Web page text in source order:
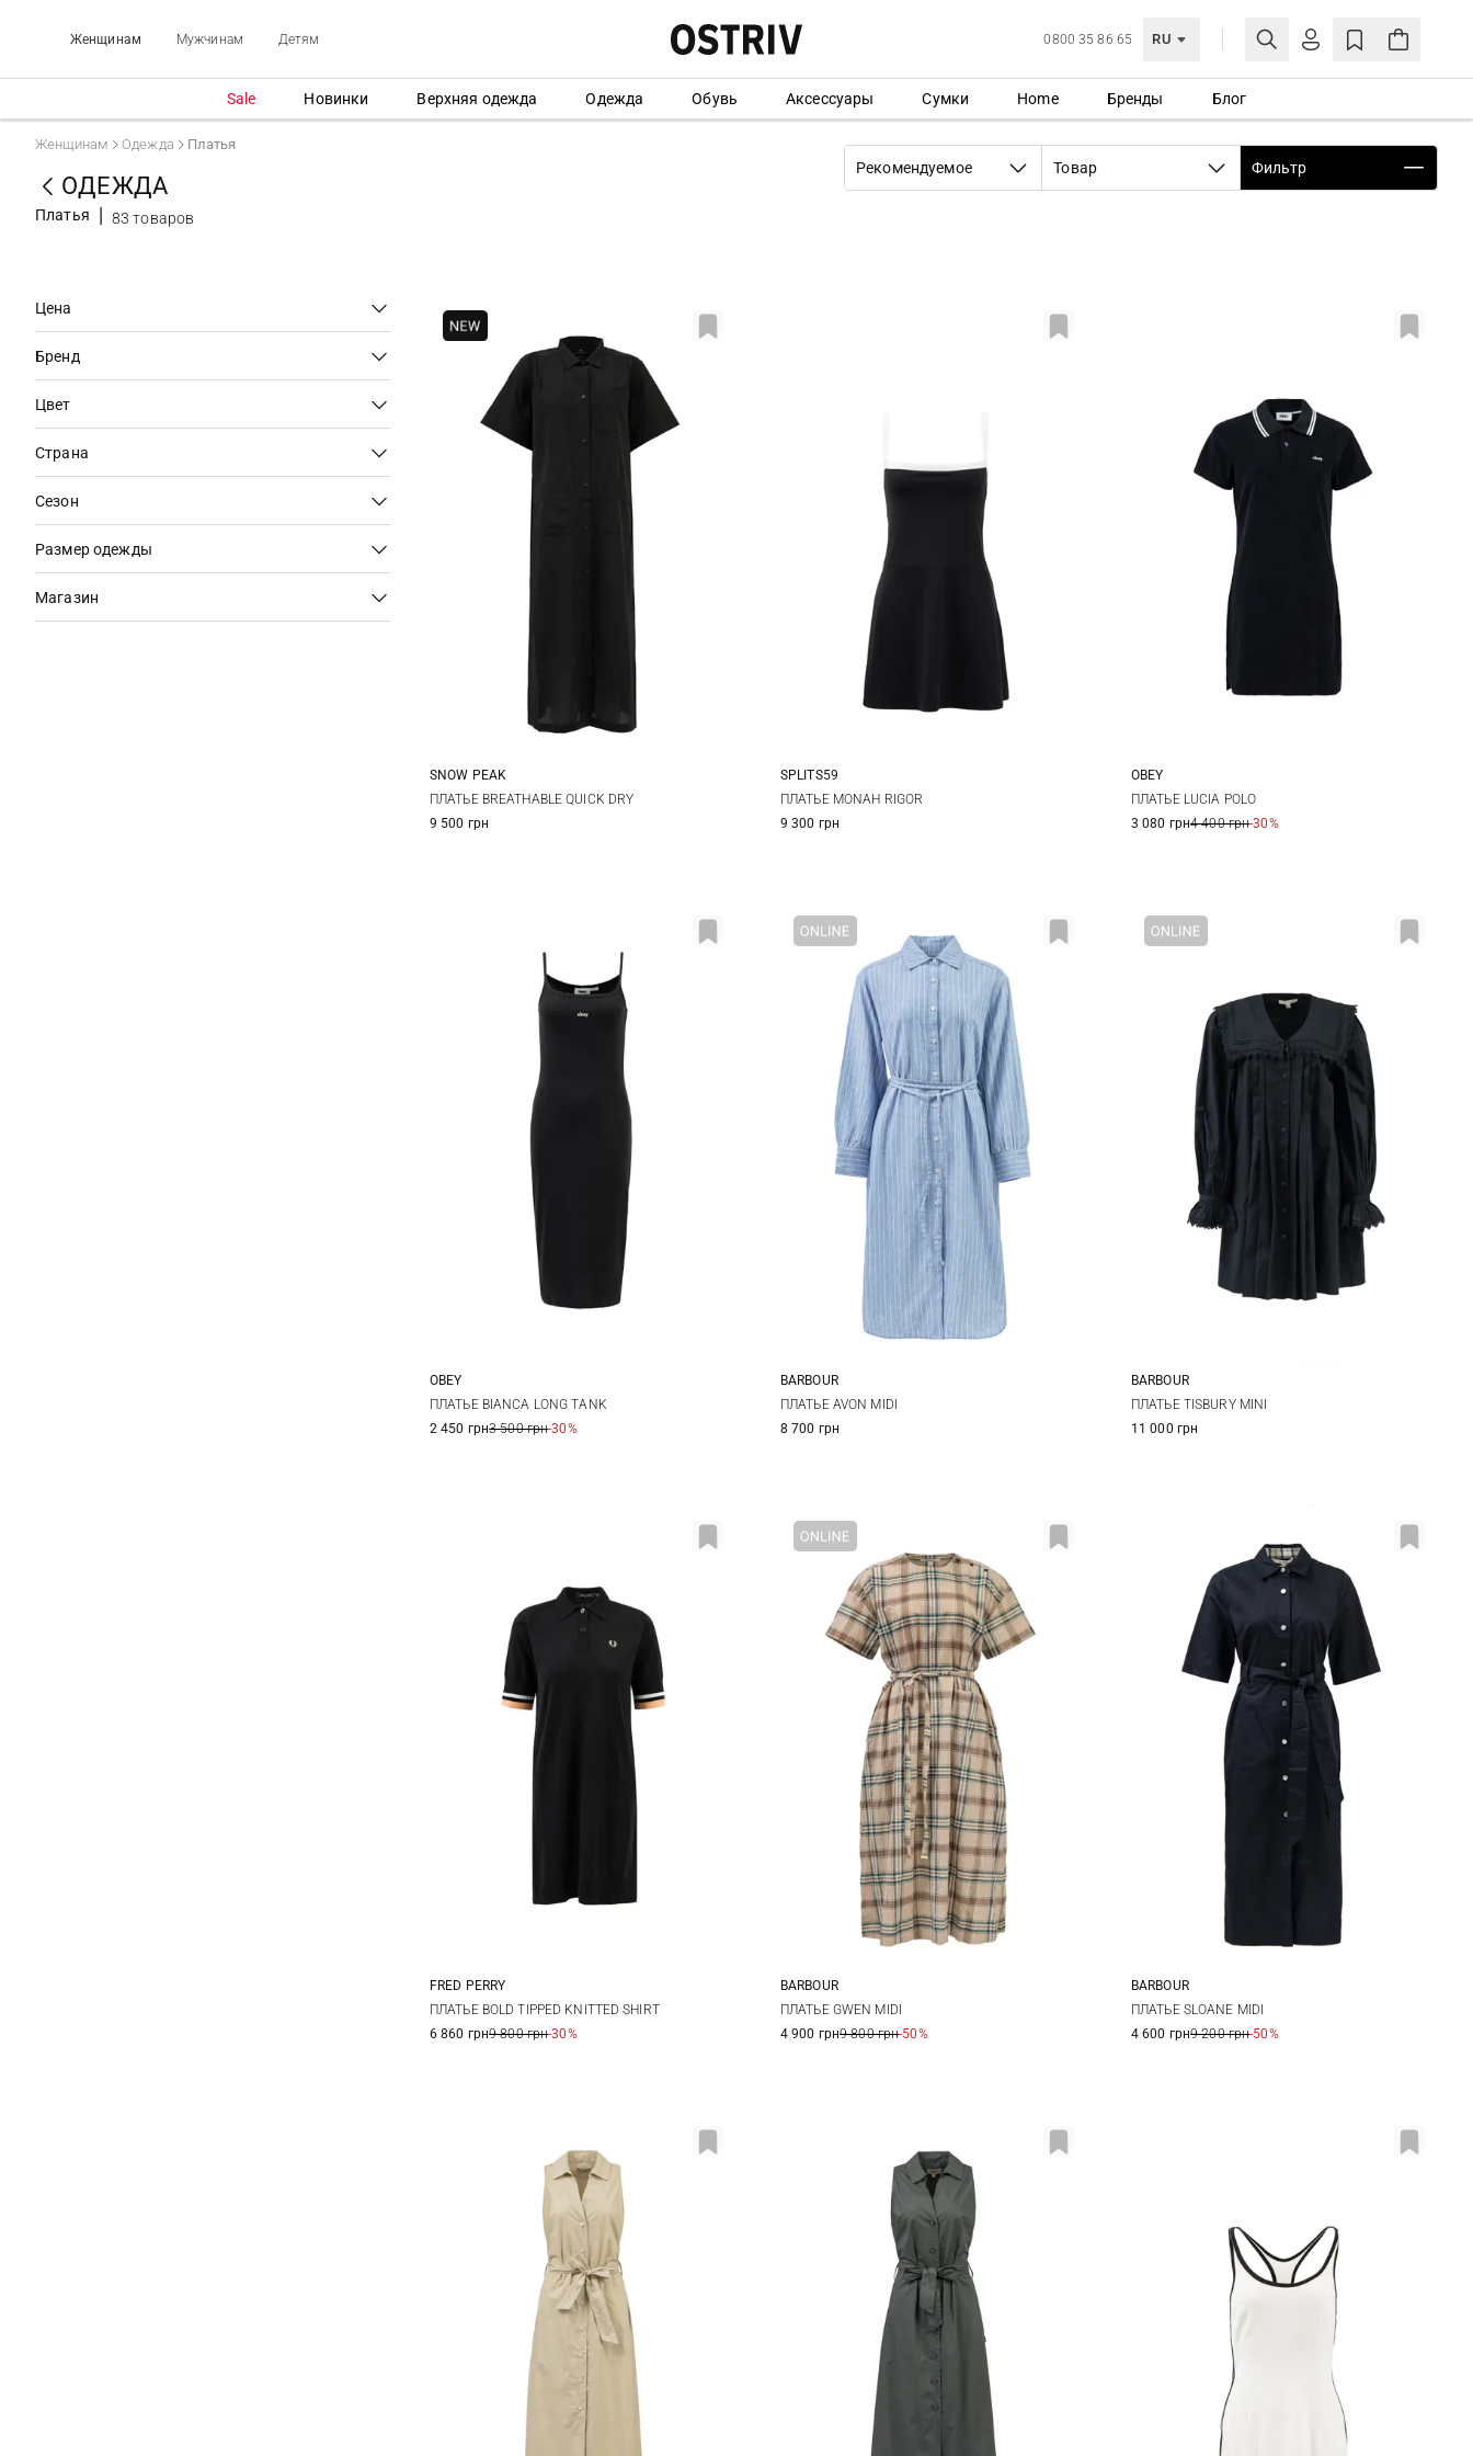
Женщинам Мужчинам Детям 0800 35 86 65 RU
ЛИЧНЫЙ КАБИНЕТ
ВОЙТИ
Sale Новинки Верхняя одежда Одежда Обувь Аксессуары Сумки Home Бренды Блог
Женщинам Одежда Платья
ОДЕЖДА
Платья 83 товаров
Рекомендуемое Товар Фильтр
Цена
Бренд
Цвет
Страна
Сезон
Размер одежды
Магазин
S M L
SNOW PEAK
ПЛАТЬЕ BREATHABLE QUICK DRY
9 500 грн
XS S
SPLITS59
ПЛАТЬЕ MONAH RIGOR
9 300 грн
XS S
OBEY
ПЛАТЬЕ LUCIA POLO
3 080 грн4 400 грн-30%
XS S
OBEY
ПЛАТЬЕ BIANCA LONG TANK
2 450 грн3 500 грн-30%
8 10
BARBOUR
ПЛАТЬЕ AVON MIDI
8 700 грн
8 10
BARBOUR
ПЛАТЬЕ TISBURY MINI
11 000 грн
6 8 10
FRED PERRY
ПЛАТЬЕ BOLD TIPPED KNITTED SHIRT
6 860 грн9 800 грн-30%
S M
BARBOUR
ПЛАТЬЕ GWEN MIDI
4 900 грн9 800 грн-50%
6 8
BARBOUR
ПЛАТЬЕ SLOANE MIDI
4 600 грн9 200 грн-50%